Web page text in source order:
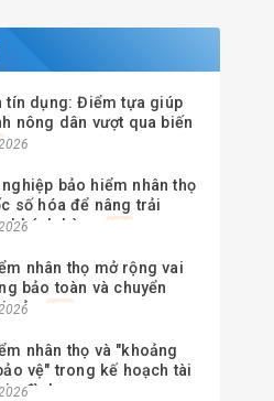
tín dụng: Điểm tựa giúp
nông dân vượt qua biến
nghiệp bảo hiểm nhân thọ
số hóa để nâng trải
khách hàng
nhân thọ mở rộng vai
bảo toàn và chuyển
sản
nhân thọ và "khoảng
vệ" trong kế hoạch tài
đình